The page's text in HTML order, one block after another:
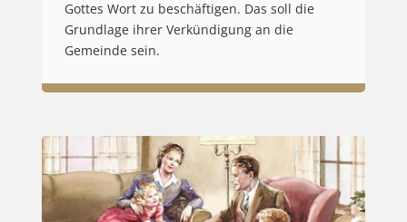
Gottes Wort zu beschäftigen. Das soll die
Grundlage ihrer Verkündigung an die
Gemeinde sein.